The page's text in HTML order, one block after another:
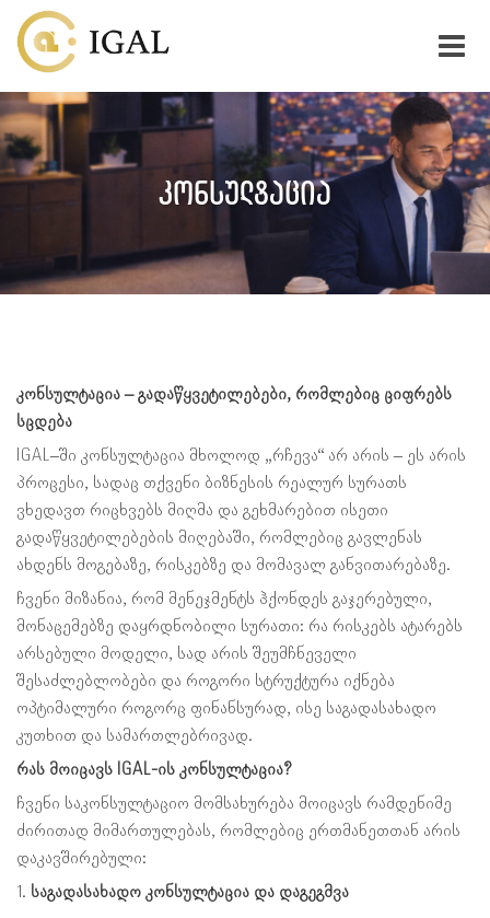
ᲙᲐᲚᲙᲣᲚᲐᲢᲝᲠᲘ
ᲩᲕᲔᲜ ᲒᲗᲐᲕᲐᲖᲝᲑᲗ
კონსულტაცია
კონსულტაცია – გადაწყვეტილებები, რომლებიც ციფრებს
სცდება
IGAL–ში კონსულტაცია მხოლოდ „რჩევა“ არ არის – ეს არის
პროცესი, სადაც თქვენი ბიზნესის რეალურ სურათს
ვხედავთ რიცხვებს მიღმა და გეხმარებით ისეთი
გადაწყვეტილებების მიღებაში, რომლებიც გავლენას
ახდენს მოგებაზე, რისკებზე და მომავალ განვითარებაზე.
ჩვენი მიზანია, რომ მენეჯმენტს ჰქონდეს გაჯერებული,
მონაცემებზე დაყრდნობილი სურათი: რა რისკებს ატარებს
არსებული მოდელი, სად არის შეუმჩნეველი
შესაძლებლობები და როგორი სტრუქტურა იქნება
ოპტიმალური როგორც ფინანსურად, ისე საგადასახადო
კუთხით და სამართლებრივად.
რას მოიცავს IGAL-ის კონსულტაცია?
ჩვენი საკონსულტაციო მომსახურება მოიცავს რამდენიმე
ძირითად მიმართულებას, რომლებიც ერთმანეთთან არის
დაკავშირებული:
1. საგადასახადო კონსულტაცია და დაგეგმვა